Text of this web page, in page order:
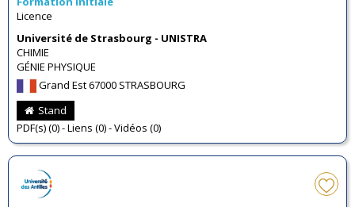
Licence
Université de Strasbourg - UNISTRA
CHIMIE
GÉNIE PHYSIQUE
Grand Est 67000 STRASBOURG
Stand
PDF(s) (0) - Liens (0) - Vidéos (0)